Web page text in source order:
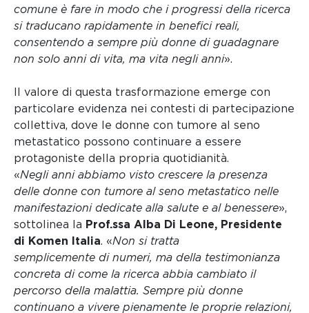
comune è fare in modo che i progressi della ricerca
si traducano rapidamente in benefici reali,
consentendo a sempre più donne di guadagnare
non solo anni di vita, ma vita negli anni».
Il valore di questa trasformazione emerge con
particolare evidenza nei contesti di partecipazione
collettiva, dove le donne con tumore al seno
metastatico possono continuare a essere
protagoniste della propria quotidianità.
«Negli anni abbiamo visto crescere la presenza
delle donne con tumore al seno metastatico nelle
manifestazioni dedicate alla salute e al benessere»,
sottolinea la Prof.ssa Alba Di Leone, Presidente
di Komen Italia. «Non si tratta
semplicemente di numeri, ma della testimonianza
concreta di come la ricerca abbia cambiato il
percorso della malattia. Sempre più donne
continuano a vivere pienamente le proprie relazioni,